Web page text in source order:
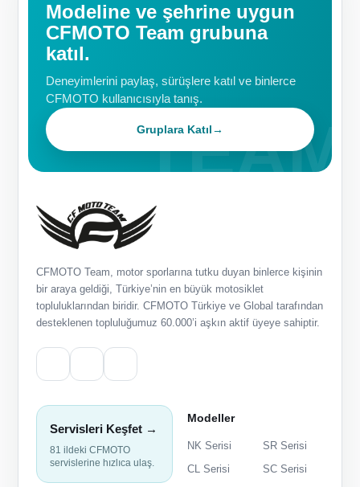
Modeline ve şehrine uygun
CFMOTO Team grubuna
katıl.
Deneyimlerini paylaş, sürüşlere katıl ve binlerce
CFMOTO kullanıcısıyla tanış.
Gruplara Katıl→
CFMOTO Team, motor sporlarına tutku duyan binlerce kişinin
bir araya geldiği, Türkiye’nin en büyük motosiklet
topluluklarından biridir. CFMOTO Türkiye ve Global tarafından
desteklenen topluluğumuz 60.000’i aşkın aktif üyeye sahiptir.
Servisleri Keşfet →
81 ildeki CFMOTO
servislerine hızlıca ulaş.
Modeller
NK Serisi
SR Serisi
CL Serisi
SC Serisi